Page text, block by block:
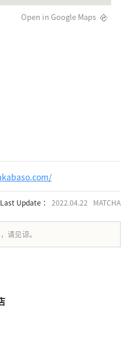
Open in Google Maps
Last Update ： 2022.04.22 MATCHA
请见谅。